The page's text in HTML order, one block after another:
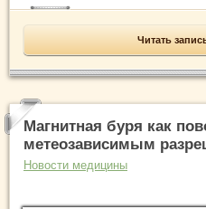
Читать
Магнитная буря как
метеозависимым
Новости медицины